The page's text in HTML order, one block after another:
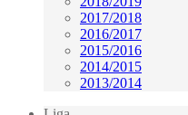
2017/2018
2016/2017
2015/2016
2014/2015
2013/2014